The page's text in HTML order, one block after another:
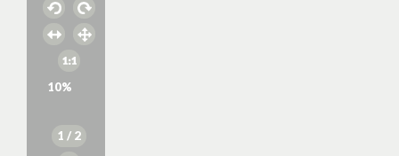
10%
1 / 2